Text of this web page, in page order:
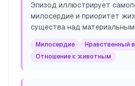
Эпизод иллюстрирует
милосердие и приоритет
существа над
Милосердие Нравственный
Отношение к животным